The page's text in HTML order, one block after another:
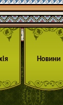
Новини